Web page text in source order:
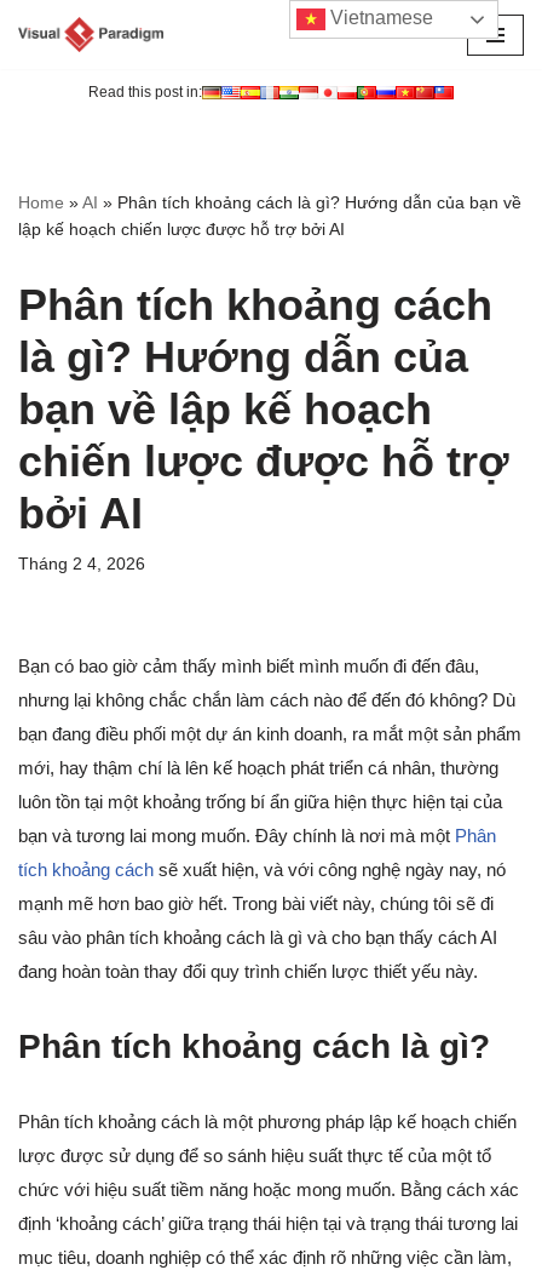
Read this post in:
Home »AI » Phân tích khoảng cách là gì? Hướng dẫn của bạn về
lập kế hoạch chiến lược được hỗ trợ bởi AI
Phân tích khoảng cách
là gì? Hướng dẫn của
bạn về lập kế hoạch
chiến lược được hỗ trợ
bởi AI
Tháng 2 4, 2026
Bạn có bao giờ cảm thấy mình biết mình muốn đi đến đâu,
nhưng lại không chắc chắn làm cách nào để đến đó không? Dù
bạn đang điều phối một dự án kinh doanh, ra mắt một sản phẩm
mới, hay thậm chí là lên kế hoạch phát triển cá nhân, thường
luôn tồn tại một khoảng trống bí ẩn giữa hiện thực hiện tại của
bạn và tương lai mong muốn. Đây chính là nơi mà một Phân
tích khoảng cách sẽ xuất hiện, và với công nghệ ngày nay, nó
mạnh mẽ hơn bao giờ hết. Trong bài viết này, chúng tôi sẽ đi
sâu vào phân tích khoảng cách là gì và cho bạn thấy cách AI
đang hoàn toàn thay đổi quy trình chiến lược thiết yếu này.
Phân tích khoảng cách là gì?
Phân tích khoảng cách là một phương pháp lập kế hoạch chiến
lược được sử dụng để so sánh hiệu suất thực tế của một tổ
chức với hiệu suất tiềm năng hoặc mong muốn. Bằng cách xác
định ‘khoảng cách’ giữa trạng thái hiện tại và trạng thái tương lai
mục tiêu, doanh nghiệp có thể xác định rõ những việc cần làm,
Vietnamese